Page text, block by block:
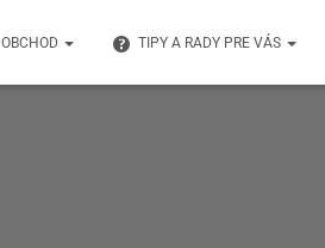
OBCHOD TIPY A RADY PRE VÁS